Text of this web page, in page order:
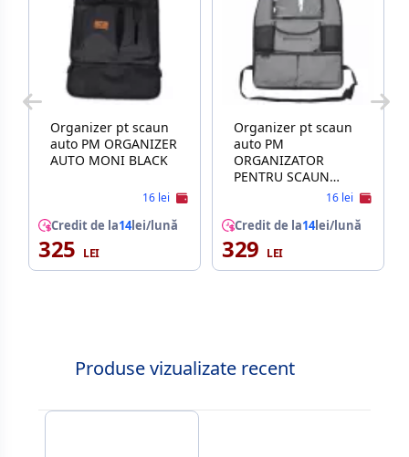
Organizer pt scaun
auto PM ORGANIZER
AUTO MONI BLACK
16 lei
Credit de la14lei/lună
325
Organizer pt scaun
auto PM
ORGANIZATOR
PENTRU SCAUN
AUTO KIKKABOO16 lei
Credit de la14lei/lună
329
Produse vizualizate recent